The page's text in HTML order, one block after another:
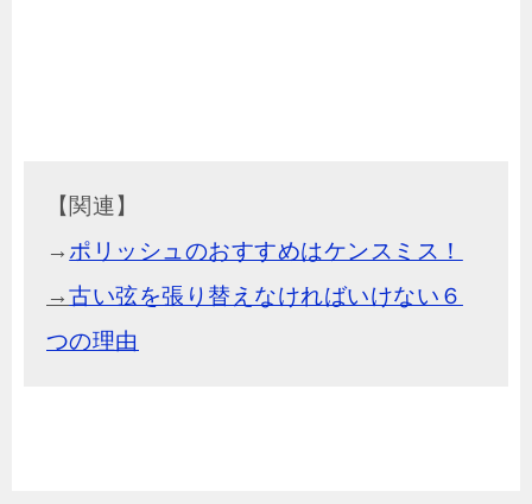
【関連】
→ ポリッシュのおすすめはケンスミス！
→古い弦を張り替えなければいけない６
つの理由